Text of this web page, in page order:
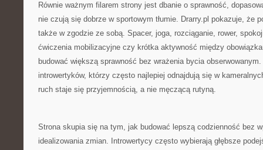
Równie ważnym filarem strony jest dbanie o sprawność,
nie czują się dobrze w sportowym tłumie. Drarry.pl pokazuje, że
także w zgodzie ze sobą. Spacer, joga, rozciąganie, rower,
ćwiczenia mobilizacyjne czy krótka aktywność między
budować większą sprawność bez wrażenia bycia
introwertyków, którzy często najlepiej odnajdują się w
ruch staje się przyjemnością, a nie męczącą rutyną.
Strona skupia się na tym, jak budować lepszą codzienność bez
idealizowania zmian. Introwertycy często wybierają głębsze